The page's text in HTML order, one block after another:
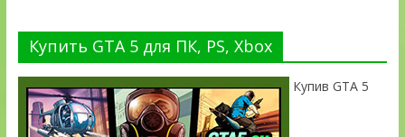
Купить GTA 5 для ПК, PS, Xbox
Купив GTA 5